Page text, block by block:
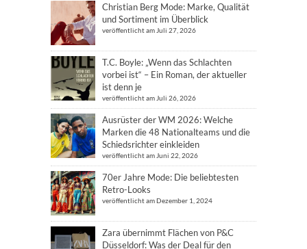
Christian Berg Mode: Marke, Qualität
und Sortiment im Überblick
veröffentlicht am Juli 27, 2026
T.C. Boyle: „Wenn das Schlachten
vorbei ist“ – Ein Roman, der aktueller
ist denn je
veröffentlicht am Juli 26, 2026
Ausrüster der WM 2026: Welche
Marken die 48 Nationalteams und die
Schiedsrichter einkleiden
veröffentlicht am Juni 22, 2026
70er Jahre Mode: Die beliebtesten
Retro-Looks
veröffentlicht am Dezember 1, 2024
Zara übernimmt Flächen von P&C
Düsseldorf: Was der Deal für den